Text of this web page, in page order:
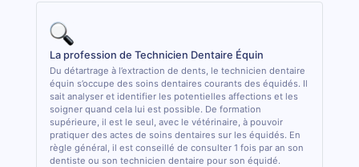
La profession de Technicien Dentaire Équin
Du détartrage à l’extraction de dents, le technicien dentaire
équin s’occupe des soins dentaires courants des équidés. Il
sait analyser et identifier les potentielles affections et les
soigner quand cela lui est possible. De formation
supérieure, il est le seul, avec le vétérinaire, à pouvoir
pratiquer des actes de soins dentaires sur les équidés. En
règle général, il est conseillé de consulter 1 fois par an son
dentiste ou son technicien dentaire pour son équidé.